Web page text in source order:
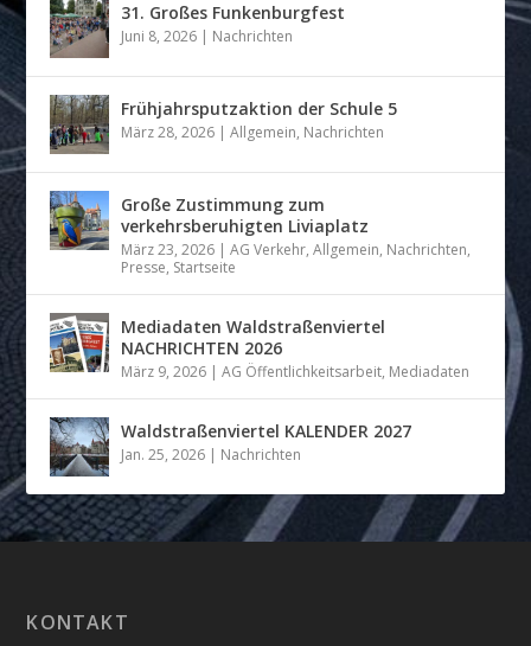
31. Großes Funkenburgfest
Juni 8, 2026 | Nachrichten
Frühjahrsputzaktion der Schule 5
März 28, 2026 |Allgemein, Nachrichten
Große Zustimmung zum
verkehrsberuhigten Liviaplatz
März 23, 2026 |AG Verkehr,Allgemein, Nachrichten,
Presse, Startseite
Mediadaten Waldstraßenviertel
NACHRICHTEN 2026
März 9, 2026 |AG Öffentlichkeitsarbeit, Mediadaten
Waldstraßenviertel KALENDER 2027
Jan. 25, 2026 | Nachrichten
KONTAKT